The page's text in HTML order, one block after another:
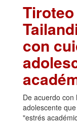
con
De acuerdo con
adolescente
"estrés